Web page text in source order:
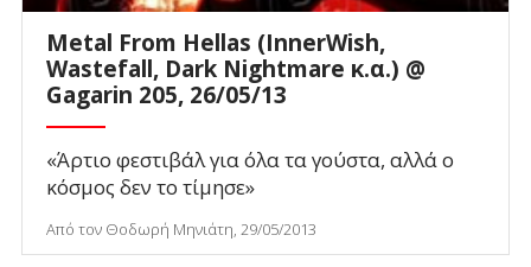
Metal From Hellas (InnerWish,
Wastefall, Dark Nightmare κ.α.) @
Gagarin 205, 26/05/13
«Άρτιο φεστιβάλ για όλα τα γούστα, αλλά ο
κόσμος δεν το τίμησε»
Από τον Θοδωρή Μηνιάτη, 29/05/2013